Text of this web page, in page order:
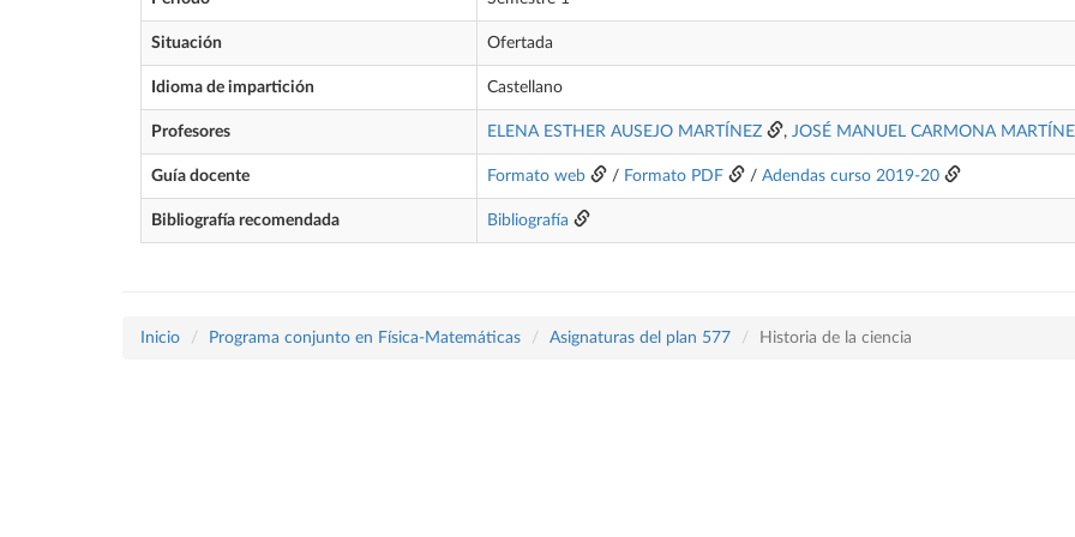
Situación Ofertada
Idioma de impartición Castellano
Profesores ELENA ESTHER AUSEJO MARTÍNEZ , JOSÉ MANUEL CARMONA
Guía docente Formato web / Formato PDF / Adendas curso 2019-20
Bibliografía recomendada Bibliografía
Inicio Programa conjunto en Física-Matemáticas Asignaturas del plan 577 Historia de la ciencia